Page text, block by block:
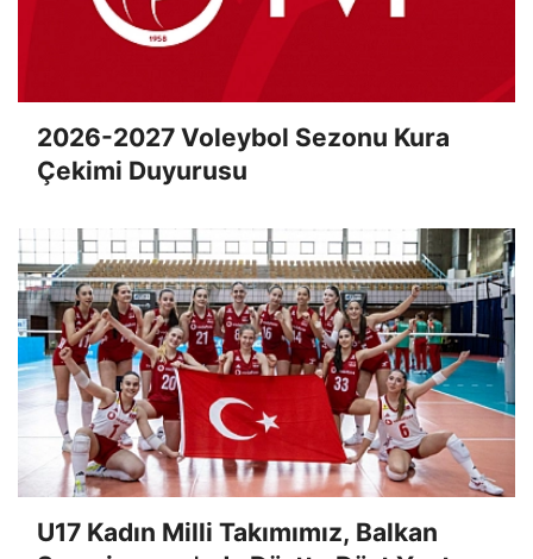
2026-2027 Voleybol Sezonu Kura
Çekimi Duyurusu
U17 Kadın Milli Takımımız, Balkan